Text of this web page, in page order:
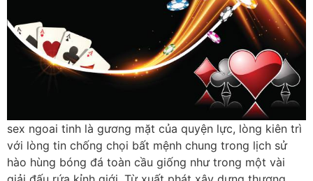
sex ngoai tinh là gương mặt của quyện lực, lòng kiên trì
với lòng tin chống chọi bất mệnh chung trong lịch sử
hào hùng bóng đá toàn cầu giống như trong một vài